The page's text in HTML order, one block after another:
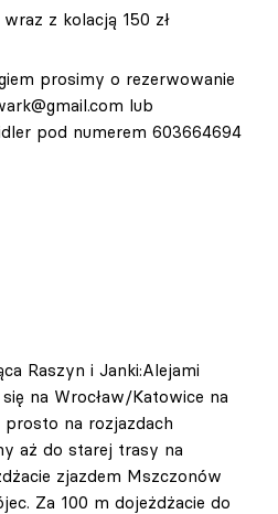
z kolacją 150 zł
prosimy o rezerwowanie
lub
pod numerem 603664694
Raszyn i Janki:Alejami
na Wrocław/Katowice na
prosto na rozjazdach
aż do starej trasy na
zjazdem Mszczonów
Za 100 m dojeżdżacie do